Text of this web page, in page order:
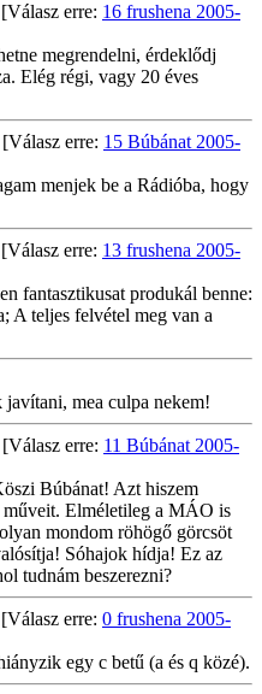
[Válasz erre: 16 frushena 2005-
megrendelni, érdeklődj
Elég régi, vagy 20 éves
[Válasz erre: 15 Búbánat 2005-
menjek be a Rádióba, hogy
erre: 13 frushena 2005-
fantasztikusat produkál benne:
A teljes felvétel meg van a
mea culpa nekem!
[Válasz erre: 11 Búbánat 2005-
Búbánat! Azt hiszem
Elméletileg a MÁO is
mondom röhögő görcsöt
Sóhajok hídja! Ez az
tudnám beszerezni?
[Válasz erre: 0 frushena 2005-
egy c betű (a és q közé).